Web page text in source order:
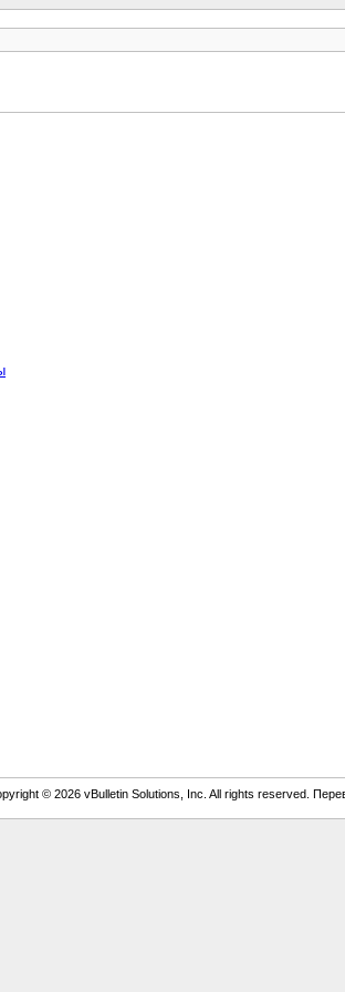
© 2026 vBulletin Solutions, Inc. All rights reserved.